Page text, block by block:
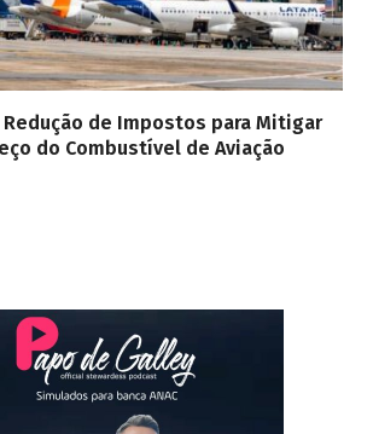
Redução de Impostos para Mitigar
do Combustível de Aviação